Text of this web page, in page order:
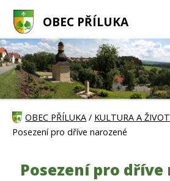
OBEC PŘÍLUKA
OBEC PŘÍLUKA / KULTURA A
Posezení pro dříve narozené
Posezení pro dříve